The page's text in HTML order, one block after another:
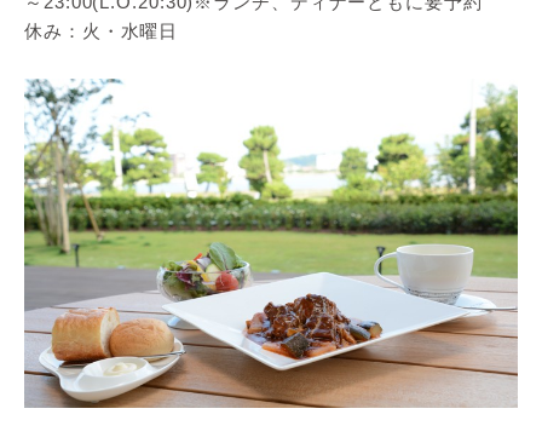
休み：火・水曜日